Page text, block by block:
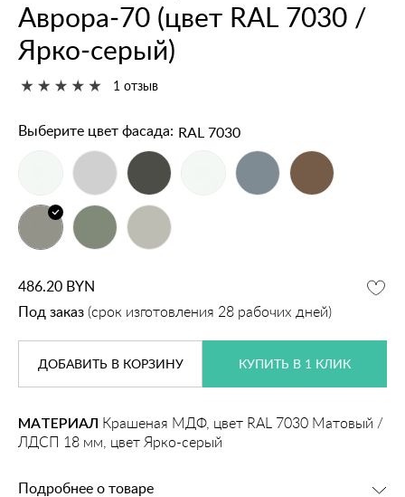
Аврора‑70 (цвет RAL 7030 /
Ярко‑серый)
1 отзыв
Выберите цвет фасада: RAL 7030
486.20 BYN
Под заказ (срок изготовления 28 рабочих дней)
ДОБАВИТЬ В КОРЗИНУ КУПИТЬ В 1 КЛИК
МАТЕРИАЛ Крашеная МДФ, цвет RAL 7030 Матовый /
ЛДСП 18 мм, цвет Ярко-серый
Подробнее о товаре